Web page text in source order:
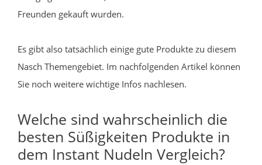
Freunden gekauft wurden.
Es gibt also tatsächlich einige gute Produkte zu diesem
Nasch Themengebiet. Im nachfolgenden Artikel können
Sie noch weitere wichtige Infos nachlesen.
Welche sind wahrscheinlich die
besten Süßigkeiten Produkte in
dem Instant Nudeln Vergleich?